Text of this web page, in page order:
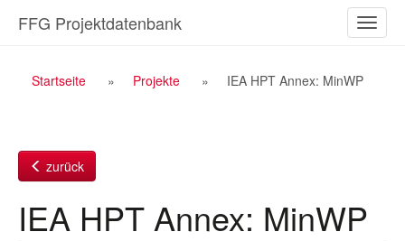
Inhalt
ein-/
FFG Projektdatenbank
Breadcrumb
Startseite Projekte IEA HPT Annex: MinWP
zurück
IEA HPT Annex: MinWP